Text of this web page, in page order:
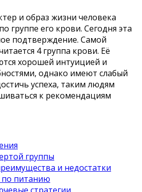
и образ жизни человека
группе его крови. Сегодня эта
подтверждение. Самой
4 группа крови. Её
хорошей интуицией и
однако имеют слабый
успеха, таким людям
к рекомендациям
группы
и недостатки
питанию